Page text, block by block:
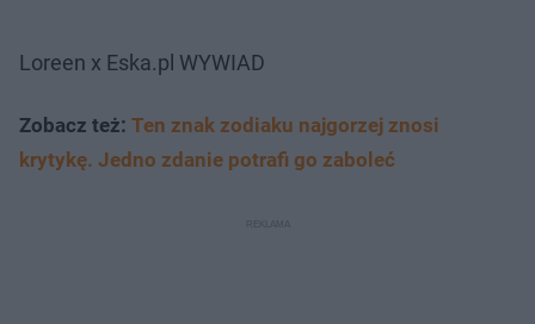
Loreen x Eska.pl WYWIAD
Zobacz też: Ten znak zodiaku najgorzej znosi
krytykę. Jedno zdanie potrafi go zaboleć